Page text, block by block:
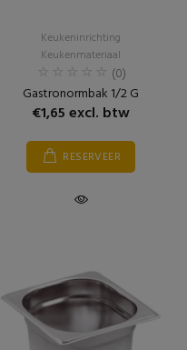
Keukeninrichting
Keukenmateriaal
(0)
Gastronormbak 1/2 G
€1,65 excl. btw
RESERVEER